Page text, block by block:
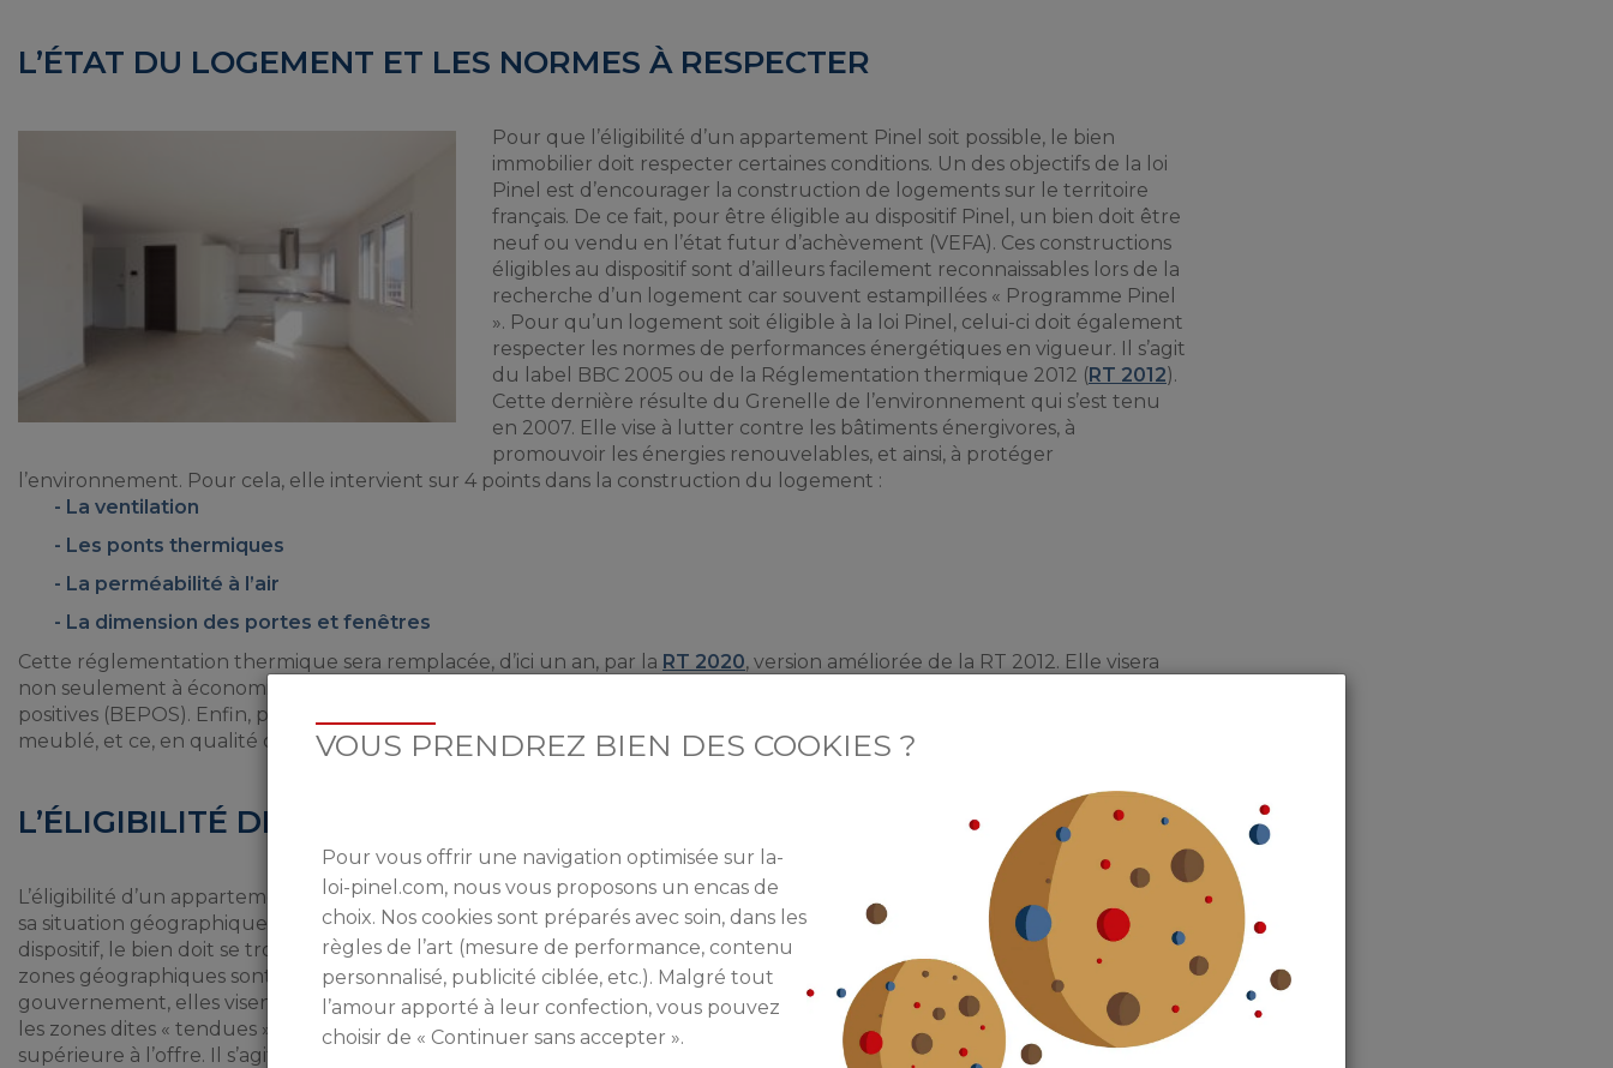
L’ÉTAT DU LOGEMENT ET LES NORMES À RESPECTER
Pour que l’éligibilité d’un appartement Pinel soit possible, le bien
immobilier doit respecter certaines conditions. Un des objectifs de la loi
Pinel est d’encourager la construction de logements sur le territoire
français. De ce fait, pour être éligible au dispositif Pinel, un bien doit être
neuf ou vendu en l’état futur d’achèvement (VEFA). Ces constructions
éligibles au dispositif sont d’ailleurs facilement reconnaissables lors de la
recherche d’un logement car souvent estampillées « Programme Pinel
». Pour qu’un logement soit éligible à la loi Pinel, celui-ci doit également
respecter les normes de performances énergétiques en vigueur. Il s’agit
du label BBC 2005 ou de la Réglementation thermique 2012 (RT 2012).
Cette dernière résulte du Grenelle de l’environnement qui s’est tenu
en 2007. Elle vise à lutter contre les bâtiments énergivores, à
promouvoir les énergies renouvelables, et ainsi, à protéger
l’environnement. Pour cela, elle intervient sur 4 points dans la construction du logement :
La ventilation
Les ponts thermiques
La perméabilité à l’air
La dimension des portes et fenêtres
Cette réglementation thermique sera remplacée, d’ici un an, par la RT 2020, version améliorée de la RT 2012. Elle visera
non seulement à économiser de l’énergie, mais aussi à en produire en introduisant la notion de bâtiment à énergies
positives (BEPOS). Enfin, pour qu’un appartement entre dans le cadre du dispositif Pinel, il doit également être loué non
meublé, et ce, en qualité de résidence principale.
L’ÉLIGIBILITÉ DE L’APPARTEMENT PINEL SELON LE ZONAGE
L’éligibilité d’un appartement en Pinel sera également déterminée par
sa situation géographique. En effet, pour entrer dans le cadre du
dispositif, le bien doit se trouver dans une des zones Pinel . À ce jour, 3
zones géographiques sont encore éligibles au dispositif. Définies par le
gouvernement, elles visent à favoriser les investissements locatifs dans
les zones dites « tendues », c’est-à-dire où la demande locative est
supérieure à l’offre. Il s’agit des zones A, Abis et B1. Aujourd’hui, les
VOUS PRENDREZ BIEN DES COOKIES ?
Pour vous offrir une navigation optimisée sur la-
loi-pinel.com, nous vous proposons un encas de
choix. Nos cookies sont préparés avec soin, dans les
règles de l’art (mesure de performance, contenu
personnalisé, publicité ciblée, etc.). Malgré tout
l’amour apporté à leur confection, vous pouvez
choisir de « Continuer sans accepter ».